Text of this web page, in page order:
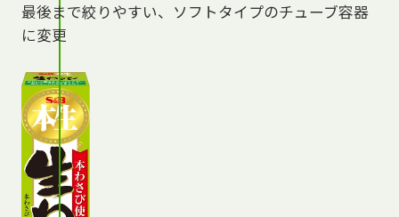
最後まで絞りやすい、ソフトタイプのチューブ容器
に変更